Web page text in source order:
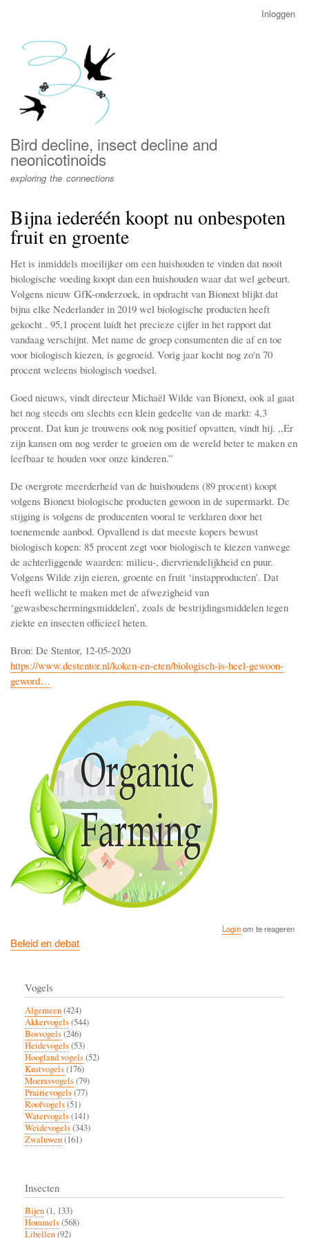
menu
Inloggen
Bird decline, insect decline and
neonicotinoids
exploring the connections
Bijna iederéén koopt nu onbespoten
fruit en groente
Het is inmiddels moeilijker om een huishouden te vinden dat nooit
biologische voeding koopt dan een huishouden waar dat wel gebeurt.
Volgens nieuw GfK-onderzoek, in opdracht van Bionext blijkt dat
bijna elke Nederlander in 2019 wel biologische producten heeft
gekocht . 95,1 procent luidt het precieze cijfer in het rapport dat
vandaag verschijnt. Met name de groep consumenten die af en toe
voor biologisch kiezen, is gegroeid. Vorig jaar kocht nog zo'n 70
procent weleens biologisch voedsel.
Goed nieuws, vindt directeur Michaël Wilde van Bionext, ook al gaat
het nog steeds om slechts een klein gedeelte van de markt: 4,3
procent. Dat kun je trouwens ook nog positief opvatten, vindt hij. ,,Er
zijn kansen om nog verder te groeien om de wereld beter te maken en
leefbaar te houden voor onze kinderen.”
De overgrote meerderheid van de huishoudens (89 procent) koopt
volgens Bionext biologische producten gewoon in de supermarkt. De
stijging is volgens de producenten vooral te verklaren door het
toenemende aanbod. Opvallend is dat meeste kopers bewust
biologisch kopen: 85 procent zegt voor biologisch te kiezen vanwege
de achterliggende waarden: milieu-, diervriendelijkheid en puur.
Volgens Wilde zijn eieren, groente en fruit ‘instapproducten’. Dat
heeft wellicht te maken met de afwezigheid van
‘gewasbeschermingsmiddelen’, zoals de bestrijdingsmiddelen tegen
ziekte en insecten officieel heten.
Bron: De Stentor, 12-05-2020
https://www.destentor.nl/koken-en-eten/biologisch-is-heel-gewoon-
geword…
Loginom te reageren
Beleid en debat
Vogels
Algemeen(424)
Akkervogels(544)
Bosvogels(246)
Heidevogels(53)
Hoogland vogels(52)
Kustvogels(176)
Moerasvogels(79)
Prairievogels(77)
Roofvogels(51)
Watervogels(141)
Weidevogels(343)
Zwaluwen(161)
Insecten
Bijen(1, 133)
Hommels(568)
Libellen(92)